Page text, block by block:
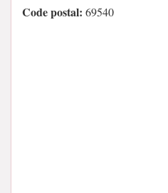
Code postal: 69540